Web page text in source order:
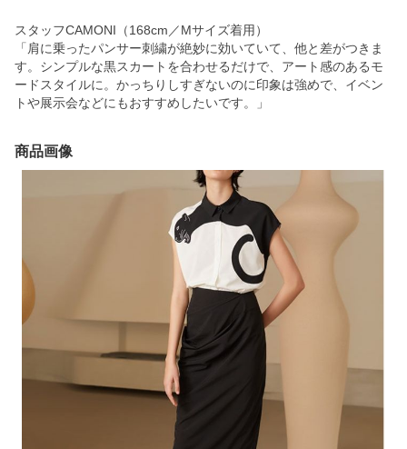
スタッフCAMONI（168cm／Mサイズ着用）
「肩に乗ったパンサー刺繍が絶妙に効いていて、他と差がつきま
す。シンプルな黒スカートを合わせるだけで、アート感のあるモ
ードスタイルに。かっちりしすぎないのに印象は強めで、イベン
トや展示会などにもおすすめしたいです。」
商品画像